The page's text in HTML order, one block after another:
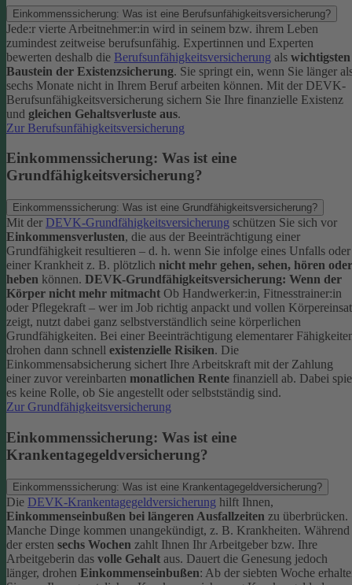
Einkommenssicherung: Was ist eine Berufsunfähigkeitsversicherung?
Jede:r vierte Arbeitnehmer:in wird in seinem bzw. ihrem Leben
zumindest zeitweise berufsunfähig. Expertinnen und Experten
bewerten deshalb die Berufsunfähigkeitsversicherung als wichtigsten
Baustein der Existenzsicherung. Sie springt ein, wenn Sie länger
sechs Monate nicht in Ihrem Beruf arbeiten können. Mit der DEVK-
Berufsunfähigkeitsversicherung sichern Sie Ihre finanzielle Existenz
und gleichen Gehaltsverluste aus.
Zur Berufsunfähigkeitsversicherung
Einkommenssicherung: Was ist eine
Grundfähigkeitsversicherung?
Einkommenssicherung: Was ist eine Grundfähigkeitsversicherung?
Mit der DEVK-Grundfähigkeitsversicherung schützen Sie sich vor
Einkommensverlusten, die aus der Beeinträchtigung einer
Grundfähigkeit resultieren – d. h. wenn Sie infolge eines Unfalls oder
einer Krankheit z. B. plötzlich nicht mehr gehen, sehen, hören oder
heben können. DEVK-Grundfähigkeitsversicherung: Wenn der
Körper nicht mehr mitmacht Ob Handwerker:in, Fitnesstrainer:in
oder Pflegekraft – wer im Job richtig anpackt und vollen
zeigt, nutzt dabei ganz selbstverständlich seine körperlichen
Grundfähigkeiten. Bei einer Beeinträchtigung elementarer
drohen dann schnell existenzielle Risiken. Die
Einkommensabsicherung sichert Ihre Arbeitskraft mit der Zahlung
einer zuvor vereinbarten monatlichen Rente finanziell ab. Dabei
es keine Rolle, ob Sie angestellt oder selbstständig sind.
Zur Grundfähigkeitsversicherung
Einkommenssicherung: Was ist eine
Krankentagegeldversicherung?
Einkommenssicherung: Was ist eine Krankentagegeldversicherung?
Die DEVK-Krankentagegeldversicherung hilft Ihnen,
Einkommenseinbußen bei längeren Ausfallzeiten zu überbrücken.
Manche Dinge kommen unangekündigt, z. B. Krankheiten. Während
der ersten sechs Wochen zahlt Ihnen Ihr Arbeitgeber bzw. Ihre
Arbeitgeberin das volle Gehalt aus. Dauert die Genesung jedoch
länger, drohen Einkommenseinbußen: Ab der siebten Woche